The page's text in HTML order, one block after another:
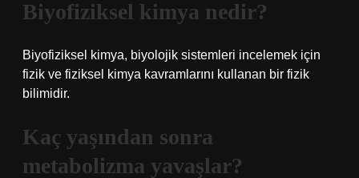
Biyofiziksel kimya nedir?
Biyofiziksel kimya, biyolojik sistemleri incelemek için
fizik ve fiziksel kimya kavramlarını kullanan bir fizik
bilimidir.
Kaç yaşından sonra
metabolizma yavaşlar?